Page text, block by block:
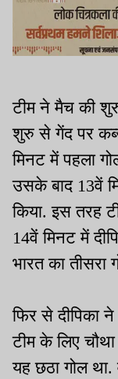
टीम ने मैच की
शुरु से गेंद पर
मिनट में पहला
उसके बाद 13वें
किया. इस तरह
14वें मिनट में
भारत का तीसरा
फिर से दीपिका
टीम के लिए चौथा
यह छठा गोल था.